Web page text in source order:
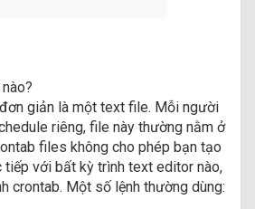
giản là một text file. Mỗi người
riêng, file này thường nằm ở
files không cho phép bạn tạo
tiếp với bất kỳ trình text editor nào,
crontab. Một số lệnh thường dùng: